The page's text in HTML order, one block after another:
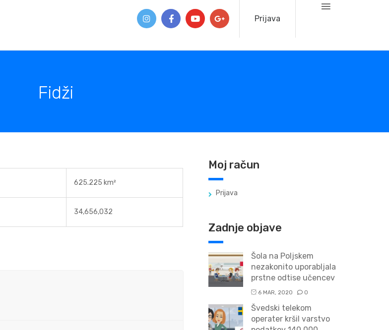
Prijava
Fidži
625.225 km²
34,656,032
Moj račun
Prijava
Zadnje objave
Šola na Poljskem
nezakonito uporabljala
prstne odtise učencev
6 MAR, 2020 0
Švedski telekom
operater kršil varstvo